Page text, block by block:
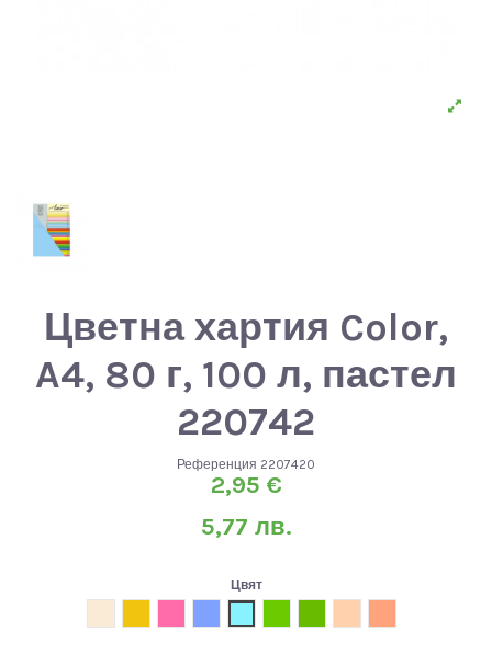
Цветна хартия Color,
A4, 80 г, 100 л, пастел
220742
Референция 2207420
2,95 €
5,77 лв.
Цвят